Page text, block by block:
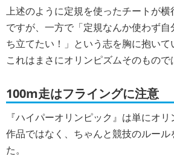
上述のように定規を使ったチートが
ですが、一方で「定規なんか使わず
ち立てたい！」という志を胸に抱いて
これはまさにオリンピズムそのもので
100m走はフライングに注意
『ハイパーオリンピック』は単にオ
作品ではなく、ちゃんと競技のルール
た。